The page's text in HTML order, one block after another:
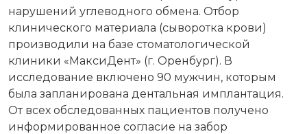
нарушений углеводного обмена. Отбор
клинического материала (сыворотка крови)
производили на базе стоматологической
клиники «МаксиДент» (г. Оренбург). В
исследование включено 90 мужчин, которым
была запланирована дентальная имплантация.
От всех обследованных пациентов получено
информированное согласие на забор